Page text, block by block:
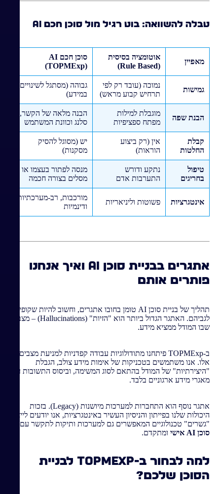
טבלה להשוואה: בוט רגיל מול סוכן חכם AI
מאפיין
אוטומציה בסיסית
(Rule Based)
סוכן חכם AI
(TOPMExp)
גמישות
נמוכה (עובד רק לפי
תרחיש קבוע מראש)
גבוהה (מסתגל לשינויים
במידע)
הבנת שפה
מוגבלת למילות
מפתח ספציפיות
הבנה מלאה של הקשר,
סלנג וכוונת המשתמש
קבלת
החלטות
אין (רק ביצוע
הוראות)
יש (מסוגל להסיק
מסקנות)
טיפול
בחריגים
נתקע ודורש
התערבות אדם
מנסה לפתור בעצמו או
מסלים בצורה חכמה
אינטגרציות פשוטות וליניאריות
מורכבות, רב-מערכתיות
ודינמיות
אתגרים בבניית סוכן AI ואיך אנחנו
פותרים אותם
תהליך של בניית סוכן AI טומן בחובו אתגרים, וחשוב להיות שקופים
לגביהם. האתגר הגדול ביותר הוא "הזיות" (Hallucinations) – מצב
שבו המודל ממציא מידע.
ב-TOPMExp פיתחנו מתודולוגיות עבודה קפדניות למניעת מצבים
אלו. אנו משתמשים בטכניקות של אימות מידע צולב, הגבלת
"היצירתיות" של המודל בהתאם לסוג המשימה, וביסוס התשובות על
מאגרי מידע ארגוניים בלבד.
אתגר נוסף הוא התחברות למערכות מיושנות (Legacy). בזכות
היכולות שלנו בפייתון והניסיון העשיר באינטגרציות, אנו יודעים לייצר
"גשרים" טכנולוגיים המאפשרים גם למערכות ותיקות לתקשר עם
סוכן AI אישי
ומתקדם.
למה לבחור ב-TOPMExp לבניית
הסוכן שלכם?